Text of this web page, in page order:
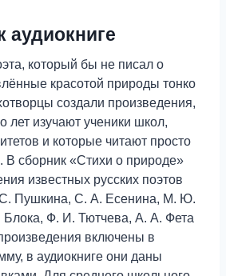
аудиокниге
который бы не писал о
красотой природы тонко
создали произведения,
лет изучают ученики школ,
и которые читают просто
В сборник «Стихи о природе»
известных русских поэтов
С. Пушкина, С. А. Есенина, М. Ю.
Ф. И. Тютчева, А. А. Фета
включены в
в аудиокниге они даны